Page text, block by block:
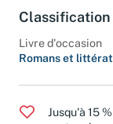
Classification
Livre d'occasion